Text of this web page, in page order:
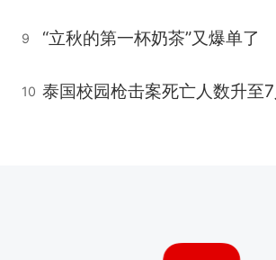
9 “立秋的第一杯奶茶”又爆单了
10 泰国校园枪击案死亡人数升至7